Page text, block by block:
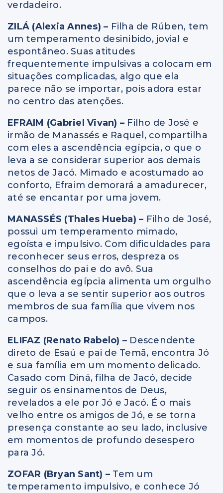
verdadeiro.
ZILÁ (Alexia Annes) – Filha de Rúben, tem
um temperamento desinibido, jovial e
espontâneo. Suas atitudes
frequentemente impulsivas a colocam em
situações complicadas, algo que ela
parece não se importar, pois adora estar
no centro das atenções.
EFRAIM (Gabriel Vivan) – Filho de José e
irmão de Manassés e Raquel, compartilha
com eles a ascendência egípcia, o que o
leva a se considerar superior aos demais
netos de Jacó. Mimado e acostumado ao
conforto, Efraim demorará a amadurecer,
até se encantar por uma jovem.
MANASSÉS (Thales Hueba) – Filho de José,
possui um temperamento mimado,
egoísta e impulsivo. Com dificuldades para
reconhecer seus erros, despreza os
conselhos do pai e do avô. Sua
ascendência egípcia alimenta um orgulho
que o leva a se sentir superior aos outros
membros de sua família que vivem nos
campos.
ELIFAZ (Renato Rabelo) – Descendente
direto de Esaú e pai de Temã, encontra Jó
e sua família em um momento delicado.
Casado com Diná, filha de Jacó, decide
seguir os ensinamentos de Deus,
revelados a ele por Jó e Jacó. É o mais
velho entre os amigos de Jó, e se torna
presença constante ao seu lado, inclusive
em momentos de profundo desespero
para Jó.
ZOFAR (Bryan Sant) – Tem um
temperamento impulsivo, e conhece Jó